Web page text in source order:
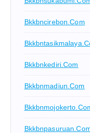
Bkkbncirebon.com
Bkkbnkediri.com
Bkkbnmadiun.com